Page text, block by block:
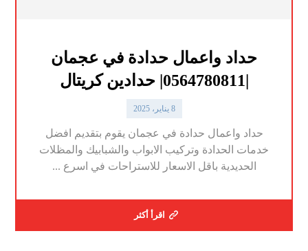
حداد واعمال حدادة في عجمان
|0564780811| حدادين كريتال
8 يناير، 2025
حداد واعمال حدادة في عجمان يقوم بتقديم افضل
خدمات الحدادة وتركيب الابواب والشبابيك والمظلات
الحديدية باقل الاسعار للاستراحات في اسرع ...
اقرأ أكثر